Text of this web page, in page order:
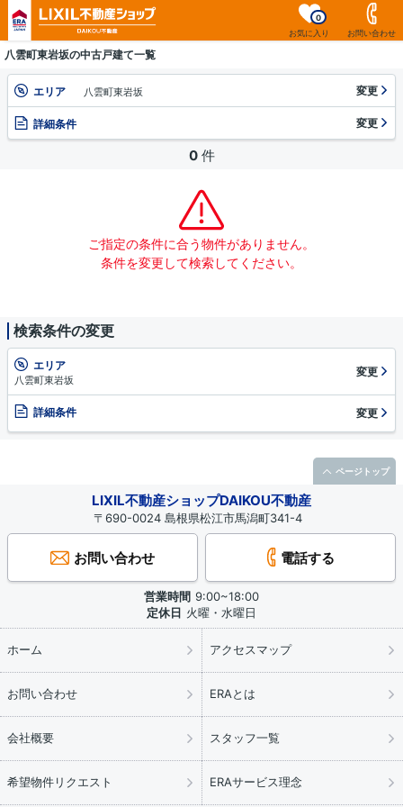
お気に入り
0
お問い合わせ
八雲町東岩坂の中古戸建て一覧
エリア 八雲町東岩坂 変更
詳細条件 変更
0 件
ご指定の条件に合う物件がありません。
条件を変更して検索してください。
検索条件の変更
エリア
八雲町東岩坂
変更
詳細条件 変更
LIXIL不動産ショップDAIKOU不動産
〒690-0024 島根県松江市馬潟町341-4
お問い合わせ 電話する
営業時間 9:00~18:00
定休日 火曜・水曜日
ホーム アクセスマップ
お問い合わせ ERAとは
会社概要 スタッフ一覧
希望物件リクエスト ERAサービス理念
ページトップ